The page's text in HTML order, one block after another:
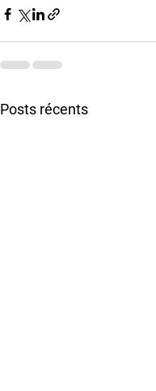
Posts récents